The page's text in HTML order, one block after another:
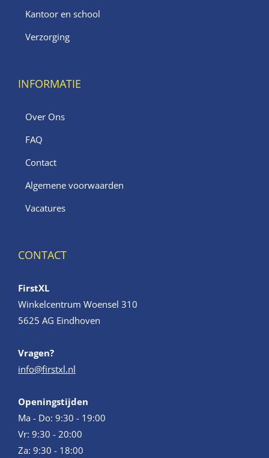
Kantoor en school
Verzorging
INFORMATIE
Over Ons
FAQ
Contact
Algemene voorwaarden
Vacatures
CONTACT
FirstXL
Winkelcentrum Woensel 310
5625 AG Eindhoven
Vragen?
info@firstxl.nl
Openingstijden
Ma - Do: 9:30 - 19:00
Vr: 9:30 - 20:00
Za: 9:30 - 18:00